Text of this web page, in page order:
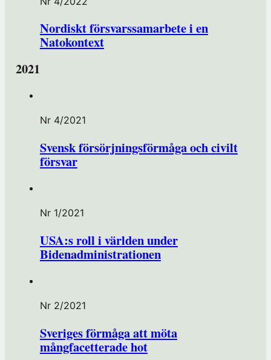
Nordiskt försvarssamarbete i en
Natokontext
2021
Nr 4/2021
Svensk försörjningsförmåga och civilt
försvar
Nr 1/2021
USA:s roll i världen under
Bidenadministrationen
Nr 2/2021
Sveriges förmåga att möta
mångfacetterade hot